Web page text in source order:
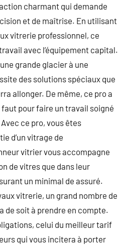
charmant qui demande
et de maîtrise. En utilisant
vitrerie professionnel, ce
avec l’équipement capital.
grande glacier à une
des solutions spéciaux que
allonger. De même, ce pro a
pour faire un travail soigné
ce pro, vous êtes
d’un vitrage de
vitrier vous accompagne
de vitres que dans leur
un minimal de assuré.
vitrerie, un grand nombre de
de soit à prendre en compte.
celui du meilleur tarif
qui vous incitera à porter